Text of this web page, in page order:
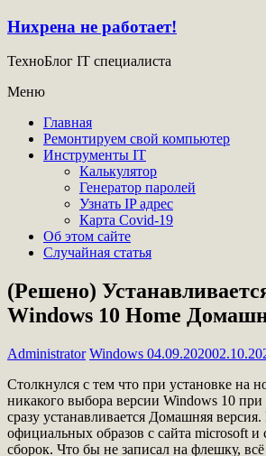
Нихрена не работает!
ТехноБлог IT специалиста
Меню
Главная
Ремонтируем свой компьютер
Инструменты IT
Калькулятор
Генератор паролей
Узнать IP адрес
Карта Covid-19
Об этом сайте
Случайная статья
(Решено)
Windows 10 Home
Administrator Windows 04.09.2020
Столкнулся с тем что при установке на
никакого выбора версии Windows 10
сразу устанавливается Домашняя
официальных образов с сайта microsoft и
сборок. Что бы не записал на флешку, всё